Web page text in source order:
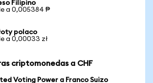
Filipino
a 0,005384 ₱
polaco
a 0,00033 zł
criptomonedas a CHF
Voting Power a Franco Suizo